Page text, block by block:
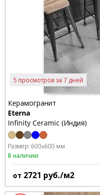
5 просмотров за 7 дней
Керамогранит
Eterna
Infinity Ceramic (Индия)
Размер: 600x600 мм
В наличии
от 2721 руб./м2